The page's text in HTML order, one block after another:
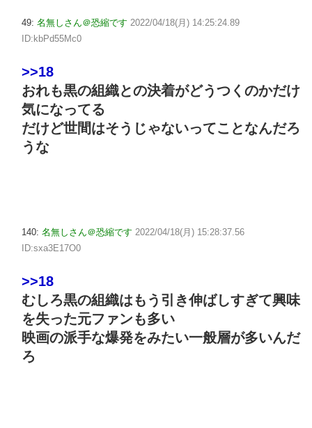
49: 名無しさん＠恐縮です 2022/04/18(月) 14:25:24.89
ID:kbPd55Mc0
>>18
おれも黒の組織との決着がどうつくのかだけ
気になってる
だけど世間はそうじゃないってことなんだろ
うな
140: 名無しさん＠恐縮です 2022/04/18(月) 15:28:37.56
ID:sxa3E17O0
>>18
むしろ黒の組織はもう引き伸ばしすぎて興味
を失った元ファンも多い
映画の派手な爆発をみたい一般層が多いんだ
ろ